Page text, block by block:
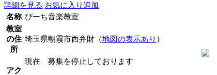
詳細を見る お気に入り追加
名称 ぴーち音楽教室
教室
の住
所
埼玉県朝霞市西弁財（地図の表示あり ）
アク
現在 募集を停止しております